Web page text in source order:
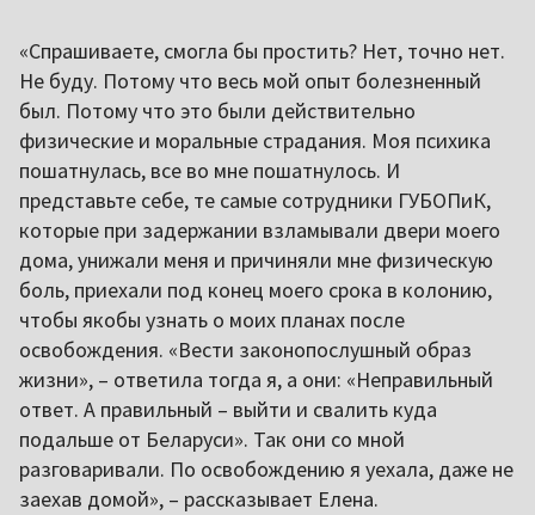
«Спрашиваете, смогла бы простить? Нет, точно нет.
Не буду. Потому что весь мой опыт болезненный
был. Потому что это были действительно
физические и моральные страдания. Моя психика
пошатнулась, все во мне пошатнулось. И
представьте себе, те самые сотрудники ГУБОПиК,
которые при задержании взламывали двери моего
дома, унижали меня и причиняли мне физическую
боль, приехали под конец моего срока в колонию,
чтобы якобы узнать о моих планах после
освобождения. «Вести законопослушный образ
жизни», – ответила тогда я, а они: «Неправильный
ответ. А правильный – выйти и свалить куда
подальше от Беларуси». Так они со мной
разговаривали. По освобождению я уехала, даже не
заехав домой», – рассказывает Елена.